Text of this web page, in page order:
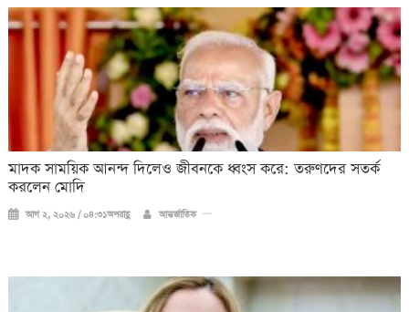
মাদক সাময়িক আনন্দ দিলেও জীবনকে ধ্বংস করে: তরুণদের সতর্ক
করলেন মোদি
আগ ২, ২০২৬ / ০৪:৩১অপরাহ্ণ আন্তর্জাতিক